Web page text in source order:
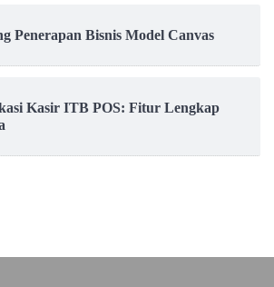
Penerapan Bisnis Model Canvas
Kasir ITB POS: Fitur Lengkap